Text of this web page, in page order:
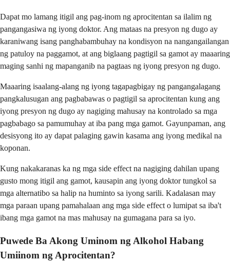
Dapat mo lamang itigil ang pag-inom ng aprocitentan sa ilalim ng
pangangasiwa ng iyong doktor. Ang mataas na presyon ng dugo ay
karaniwang isang panghabambuhay na kondisyon na nangangailangan
ng patuloy na paggamot, at ang biglaang pagtigil sa gamot ay maaaring
maging sanhi ng mapanganib na pagtaas ng iyong presyon ng dugo.
Maaaring isaalang-alang ng iyong tagapagbigay ng pangangalagang
pangkalusugan ang pagbabawas o pagtigil sa aprocitentan kung ang
iyong presyon ng dugo ay nagiging mahusay na kontrolado sa mga
pagbabago sa pamumuhay at iba pang mga gamot. Gayunpaman, ang
desisyong ito ay dapat palaging gawin kasama ang iyong medikal na
koponan.
Kung nakakaranas ka ng mga side effect na nagiging dahilan upang
gusto mong itigil ang gamot, kausapin ang iyong doktor tungkol sa
mga alternatibo sa halip na huminto sa iyong sarili. Kadalasan may
mga paraan upang pamahalaan ang mga side effect o lumipat sa iba't
ibang mga gamot na mas mahusay na gumagana para sa iyo.
Puwede Ba Akong Uminom ng Alkohol Habang
Umiinom ng Aprocitentan?